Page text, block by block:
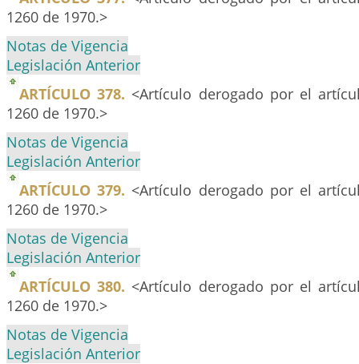
1260 de 1970.>
Notas de Vigencia
Legislación Anterior
ARTÍCULO 378. <Artículo derogado por el
1260 de 1970.>
Notas de Vigencia
Legislación Anterior
ARTÍCULO 379. <Artículo derogado por el
1260 de 1970.>
Notas de Vigencia
Legislación Anterior
ARTÍCULO 380. <Artículo derogado por el
1260 de 1970.>
Notas de Vigencia
Legislación Anterior